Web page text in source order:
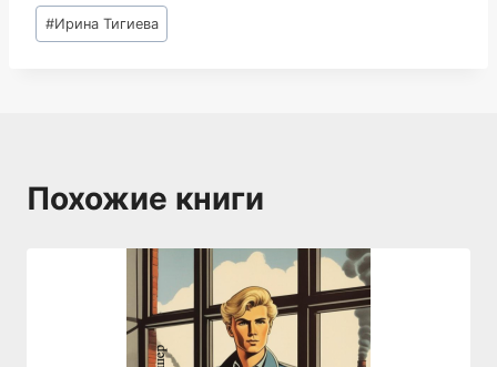
Метки
записи:
#Ирина Тигиева
Похожие книги